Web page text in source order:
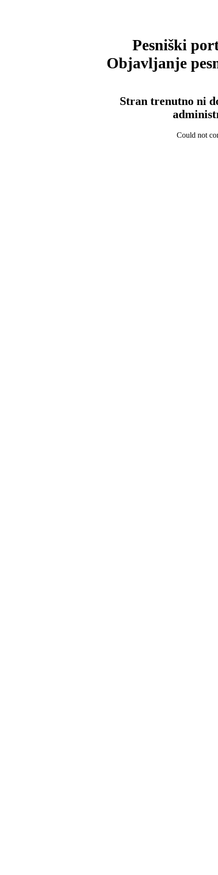
Pesniški
Objavljanje
Stran trenutno ni
Could not